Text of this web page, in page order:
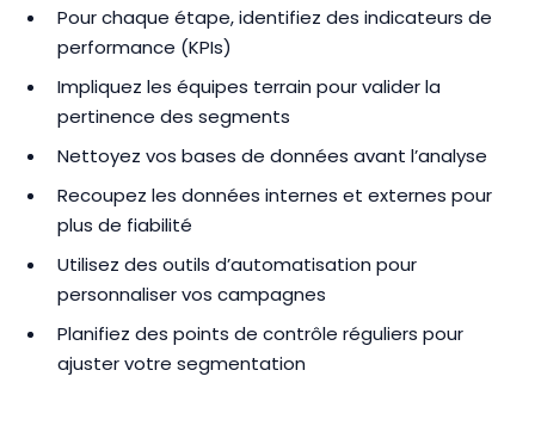
Pour chaque étape, identifiez des indicateurs de
performance (KPIs)
Impliquez les équipes terrain pour valider la
pertinence des segments
Nettoyez vos bases de données avant l’analyse
Recoupez les données internes et externes pour
plus de fiabilité
Utilisez des outils d’automatisation pour
personnaliser vos campagnes
Planifiez des points de contrôle réguliers pour
ajuster votre segmentation